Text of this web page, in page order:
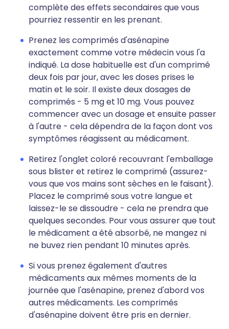
complète des effets secondaires que vous
pourriez ressentir en les prenant.
Prenez les comprimés d'asénapine
exactement comme votre médecin vous l'a
indiqué. La dose habituelle est d'un comprimé
deux fois par jour, avec les doses prises le
matin et le soir. Il existe deux dosages de
comprimés - 5 mg et 10 mg. Vous pouvez
commencer avec un dosage et ensuite passer
à l'autre - cela dépendra de la façon dont vos
symptômes réagissent au médicament.
Retirez l'onglet coloré recouvrant l'emballage
sous blister et retirez le comprimé (assurez-
vous que vos mains sont sèches en le faisant).
Placez le comprimé sous votre langue et
laissez-le se dissoudre - cela ne prendra que
quelques secondes. Pour vous assurer que tout
le médicament a été absorbé, ne mangez ni
ne buvez rien pendant 10 minutes après.
Si vous prenez également d'autres
médicaments aux mêmes moments de la
journée que l'asénapine, prenez d'abord vos
autres médicaments. Les comprimés
d'asénapine doivent être pris en dernier.